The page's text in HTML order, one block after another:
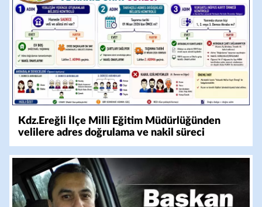
Kdz.Ereğli İlçe Milli Eğitim Müdürlüğünden
velilere adres doğrulama ve nakil süreci
bilgilendirmesi